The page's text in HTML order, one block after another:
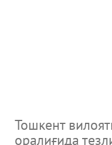
Тошкент
оралиғида